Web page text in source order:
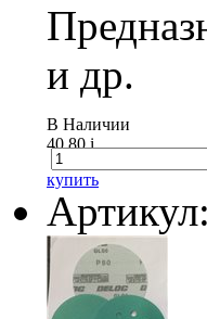
и др.
В Наличии
40.80i
купить